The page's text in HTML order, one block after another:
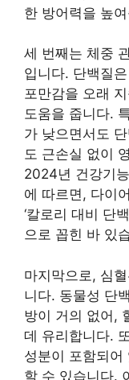
한 방어력을 높
세 번째는 체중
입니다. 단백질
포만감을 오래
도움을 줍니다.
가 낮으면서도
도 근손실 없이
2024년 건강기
에 따르면, 다이
‘칼로리 대비 단
으로 꼽힌 바 있
마지막으로, 심
니다. 동물성 단
방이 거의 없어,
데 유리합니다.
성분이 포함되어
할 수 있습니다.